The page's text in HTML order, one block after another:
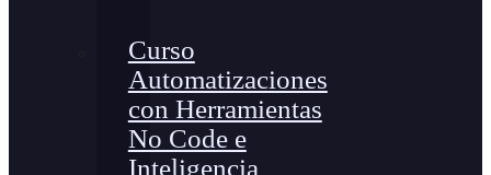
Curso
Automatizaciones
con Herramientas
No Code e
Inteligencia